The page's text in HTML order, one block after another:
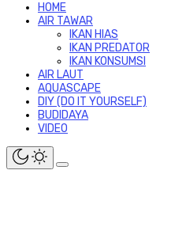
HOME
AIR TAWAR
IKAN HIAS
IKAN PREDATOR
IKAN KONSUMSI
AIR LAUT
AQUASCAPE
DIY (DO IT YOURSELF)
BUDIDAYA
VIDEO